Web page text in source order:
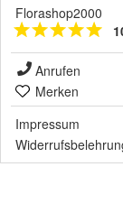
Florashop2000
Anrufen
Merken
Impressum